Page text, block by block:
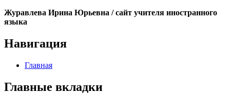
Журавлева Ирина Юрьевна / сайт учителя иностранного
языка
Навигация
Главная
Главные вкладки